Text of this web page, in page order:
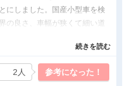
にしました。国産小型車を検
の良さ、車幅が狭くて細い道
リッター24キロ前後走りま
仕様を選びましたが静電気を
8月で2年になりますが大きな
続きを読む
参考になった！
2人